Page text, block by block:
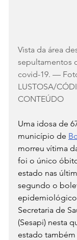
Vista da área
sepultamentos
covid-19. —
LUSTOSA/
CONTEÚDO
Uma idosa de
município de
morreu vítima
foi o único
estado nas
segundo o
Secretaria de
(Sesapi) nesta
estado